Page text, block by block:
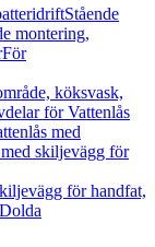
Stående
montering,
För
köksvask,
för Vattenlås
med
skiljevägg för
för handfat,